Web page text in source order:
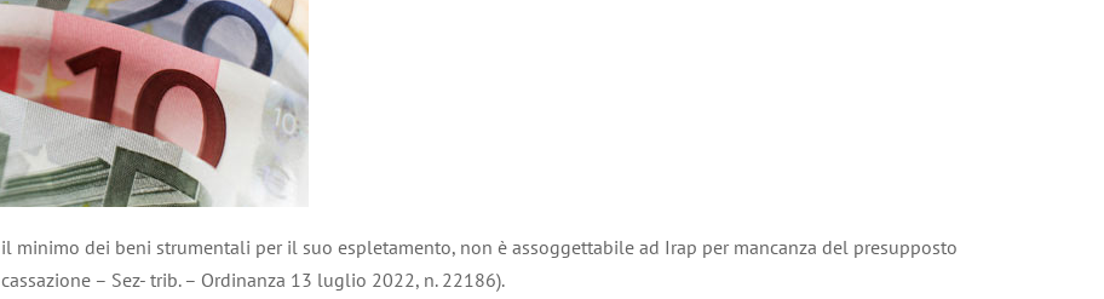
minimo dei beni strumentali per il suo espletamento, non è assoggettabile ad Irap per mancanza del presupposto
– Sez- trib. – Ordinanza 13 luglio 2022, n. 22186).